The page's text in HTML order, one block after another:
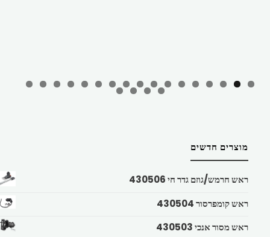
מוצרים חדשים
ראש חרמש/גוזם גדר חי 430506
ראש קומפרסור 430504
ראש מסור אנכי 430503